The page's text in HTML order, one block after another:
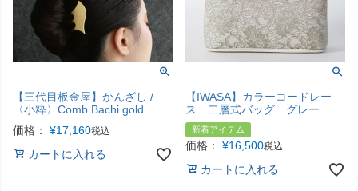
【三代目板金屋】かんざし /
〈小粋〉Comb Bachi gold
価格：
¥17,160税込
カートに入れる
【IWASA】カラーコードレー
ス 二層式バッグ グレー
新着アイテム
価格： ¥16,500税込
カートに入れる